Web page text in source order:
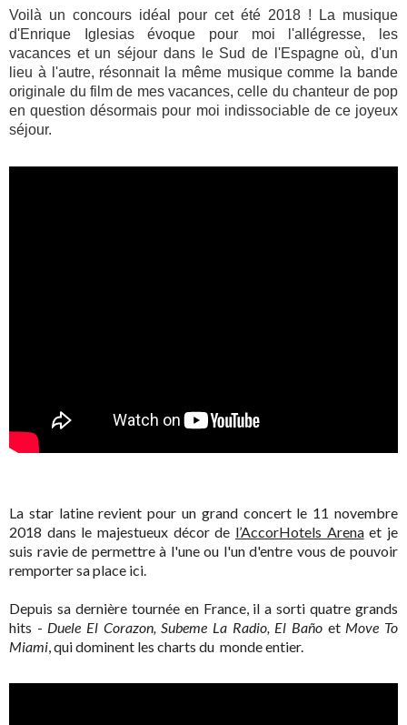
Voilà un concours idéal pour cet été 2018 ! La musique
d'Enrique Iglesias évoque pour moi l'allégresse, les
vacances et un séjour dans le Sud de l'Espagne où, d'un
lieu à l'autre, résonnait la même musique comme la bande
originale du film de mes vacances, celle du chanteur de pop
en question désormais pour moi indissociable de ce joyeux
séjour.
La star latine revient pour un grand concert le 11 novembre
2018 dans le majestueux décor de l’AccorHotels Arenaet je
suis ravie de permettre à l'une ou l'un d'entre vous de pouvoir
remporter sa place ici.
Depuis sa dernière tournée en France, il a sorti quatre grands
hits - Duele El Corazon, Subeme La Radio, El Baño etMove To
Miami, qui dominent les charts du monde entier.